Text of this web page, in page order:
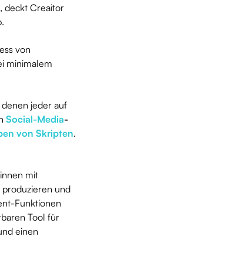
deckt Creaitor
von
minimalem
denen jeder auf
Social-Media-
von Skripten.
mit
und
Funktionen
Tool für
einen